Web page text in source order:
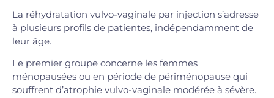
La réhydratation vulvo-vaginale par injection s’adresse
à plusieurs profils de patientes, indépendamment de
leur âge.
Le premier groupe concerne les femmes
ménopausées ou en période de périménopause qui
souffrent d’atrophie vulvo-vaginale modérée à sévère.